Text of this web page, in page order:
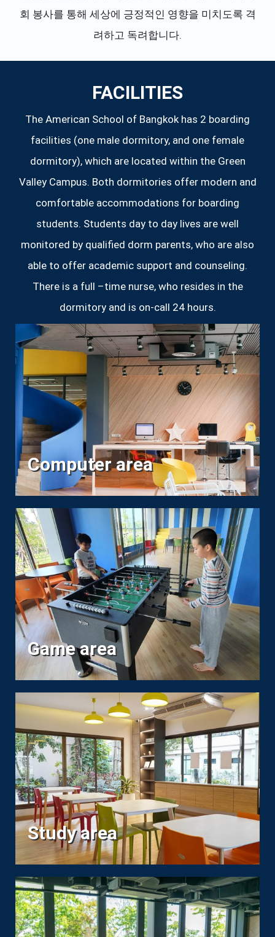
회 봉사를 통해 세상에 긍정적인 영향을 미치도록 격
려하고 독려합니다.
FACILITIES
The American School of Bangkok has 2 boarding
facilities (one male dormitory, and one female
dormitory), which are located within the Green
Valley Campus. Both dormitories offer modern and
comfortable accommodations for boarding
students. Students day to day lives are well
monitored by qualified dorm parents, who are also
able to offer academic support and counseling.
There is a full –time nurse, who resides in the
dormitory and is on-call 24 hours.
Computer area
Game area
Study area